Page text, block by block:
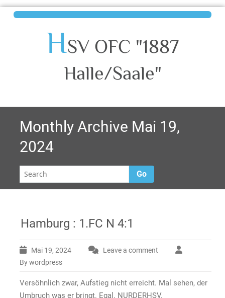
HSV OFC "1887
Halle/Saale"
Monthly Archive Mai 19,
2024
Go
Hamburg : 1.FC N 4:1
Mai 19, 2024
Leave a comment
By wordpress
Versöhnlich zwar, Aufstieg nicht erreicht. Mal sehen, der
Umbruch was er bringt. Egal. NURDERHSV.